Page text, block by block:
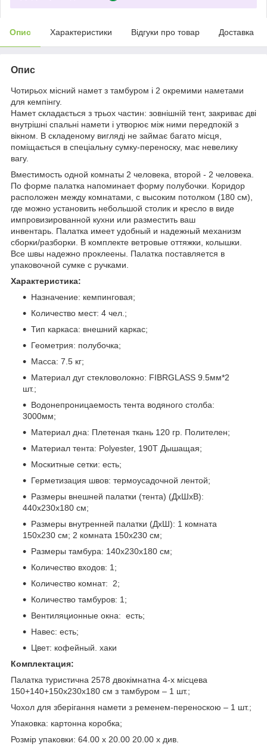
Опис Характеристики Відгуки про товар Доставка
Опис
Чотирьох місний намет з тамбуром і 2 окремими наметами
для кемпінгу.
Намет складається з трьох частин: зовнішній тент, закриває дві
внутрішні спальні намети і утворює між ними передпокій з
вікном. В складеному вигляді не займає багато місця,
поміщається в спеціальну сумку-переноску, має невелику
вагу.
Вместимость одной комнаты 2 человека, второй - 2 человека.
По форме палатка напоминает форму полубочки. Коридор
расположен между комнатами, с высоким потолком (180 см),
где можно установить небольшой столик и кресло в виде
импровизированной кухни или разместить ваш
инвентарь. Палатка имеет удобный и надежный механизм
сборки/разборки. В комплекте ветровые оттяжки, колышки.
Все швы надежно проклеены. Палатка поставляется в
упаковочной сумке с ручками.
Характеристика:
Назначение: кемпинговая;
Количество мест: 4 чел.;
Тип каркаса: внешний каркас;
Геометрия: полубочка;
Масса: 7.5 кг;
Материал дуг стекловолокно: FIBRGLASS 9.5мм*2
шт.;
Водонепроницаемость тента водяного столба:
3000мм;
Материал дна: Плетеная ткань 120 гр. Полителен;
Материал тента: Polyester, 190T Дышащая;
Москитные сетки: есть;
Герметизация швов: термоусадочной лентой;
Размеры внешней палатки (тента) (ДхШхВ):
440x230x180 см;
Размеры внутренней палатки (ДхШ): 1 комната
150x230 см; 2 комната 150x230 см;
Размеры тамбура: 140x230x180 см;
Количество входов: 1;
Количество комнат: 2;
Количество тамбуров: 1;
Вентиляционные окна: есть;
Навес: есть;
Цвет: кофейный. хаки
Комплектация:
Палатка туристична 2578 двокімнатна 4-х місцева
150+140+150х230х180 см з тамбуром – 1 шт.;
Чохол для зберігання намети з ременем-переноскою – 1 шт.;
Упаковка: картонна коробка;
Розмір упаковки: 64.00 х 20.00 20.00 х див.